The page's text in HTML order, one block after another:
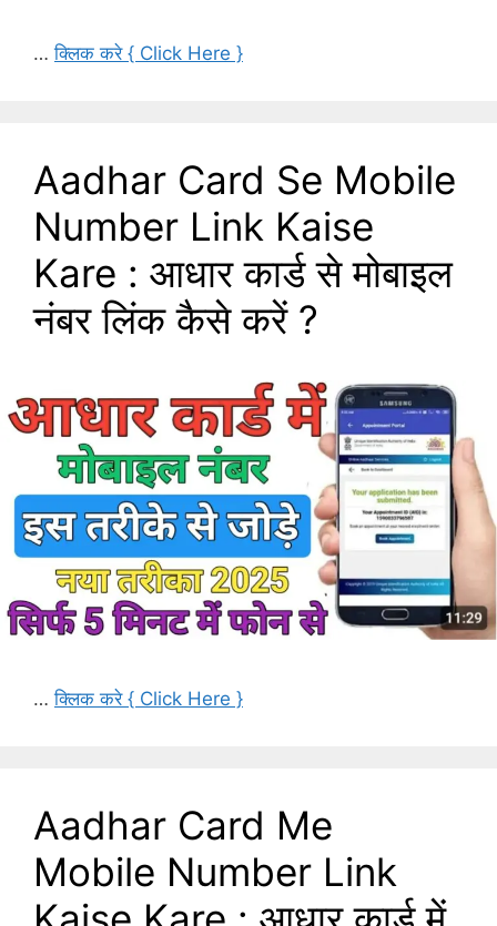
…क्लिक करे { Click Here }
Aadhar Card Se Mobile
Number Link Kaise
Kare : आधार कार्ड से मोबाइल
नंबर लिंक कैसे करें ?
…क्लिक करे { Click Here }
Aadhar Card Me
Mobile Number Link